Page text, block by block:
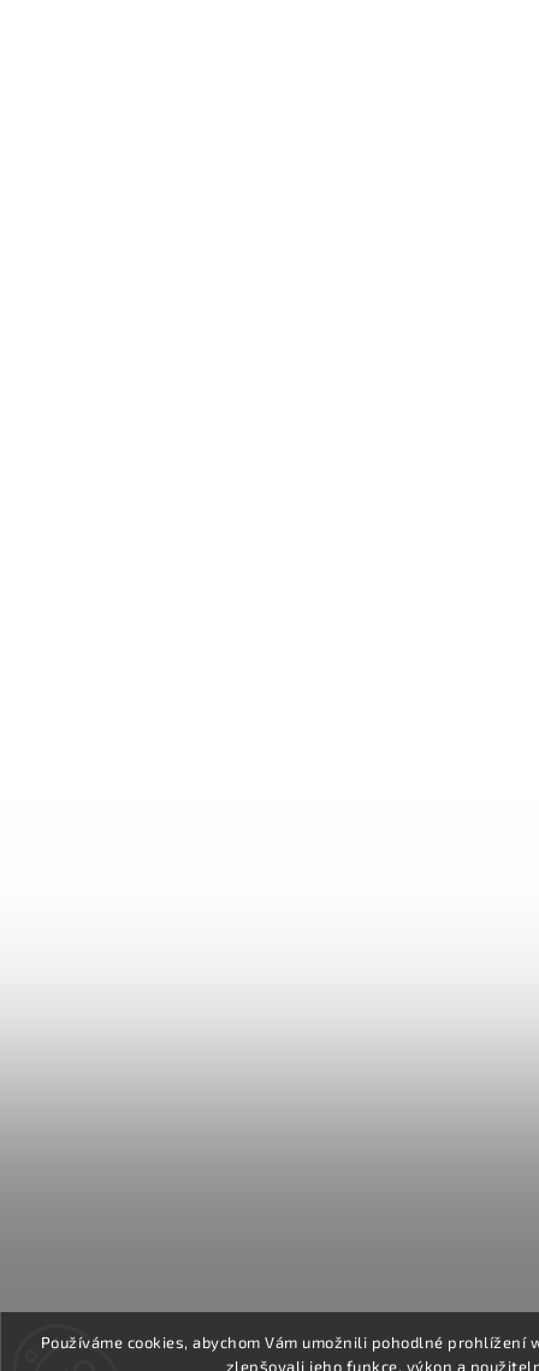
Používáme cookies, abychom Vám umožnili pohodlné
zlepšovali jeho funkce, výkon a